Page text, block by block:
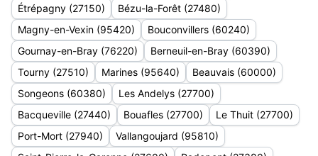
Étrépagny (27150)
Bézu-la-Forêt (27480)
Magny-en-Vexin (95420)
Bouconvillers (60240)
Gournay-en-Bray (76220)
Berneuil-en-Bray (60390)
Tourny (27510)
Marines (95640)
Beauvais (60000)
Songeons (60380)
Les Andelys (27700)
Bacqueville (27440)
Bouafles (27700)
Le Thuit (27700)
Port-Mort (27940)
Vallangoujard (95810)